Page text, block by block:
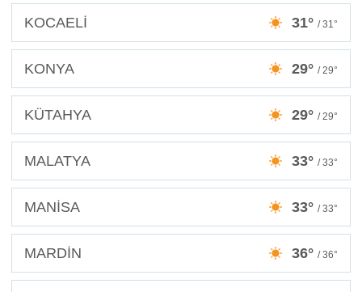
KOCAELİ 31° / 31°
KONYA 29° / 29°
KÜTAHYA 29° / 29°
MALATYA 33° / 33°
MANİSA 33° / 33°
MARDİN 36° / 36°